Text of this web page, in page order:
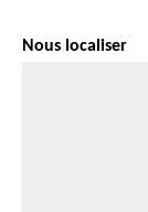
Nous localiser